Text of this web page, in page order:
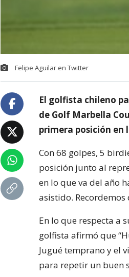
Felipe Aguilar en Twitter
El golfista chileno
de Golf Marbella
primera posición en
Con 68 golpes, 5
posición junto al
en lo que va del año
asistido.
En lo que respecta a
golfista afirmó que
Jugué temprano y el
para repetir un buen